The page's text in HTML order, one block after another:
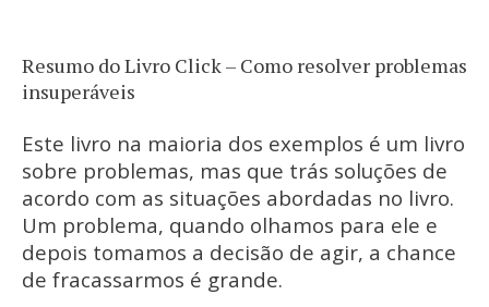
Resumo do Livro Click – Como resolver problemas
insuperáveis
Este livro na maioria dos exemplos é um livro
sobre problemas, mas que trás soluções de
acordo com as situações abordadas no livro.
Um problema, quando olhamos para ele e
depois tomamos a decisão de agir, a chance
de fracassarmos é grande.